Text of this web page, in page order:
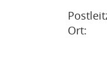
Ort: